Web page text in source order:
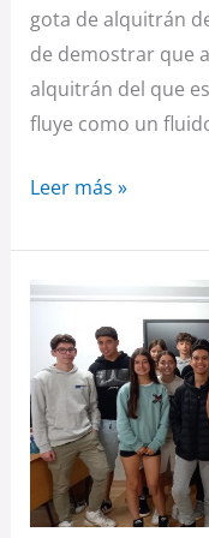
gota de alquitrán
de demostrar que
alquitrán del que
fluye como un
Leer más »
Tesoros
la
Ría
de
Vigo:
Diversidad,